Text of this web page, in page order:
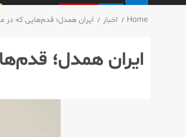
Home اخبار ایران همدل؛ قدم‌هایی که در
ایران همدل؛